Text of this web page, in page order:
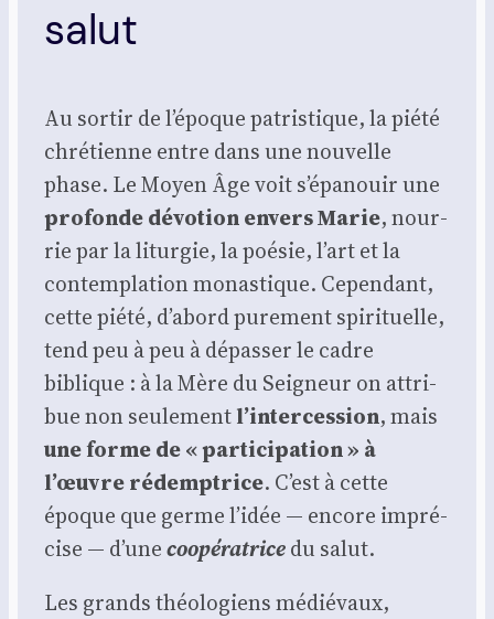
salut
Au sor­tir de l’époque patris­tique, la pié­té
chré­tienne entre dans une nou­velle
phase. Le Moyen Âge voit s’épanouir une
pro­fonde dévo­tion envers Marie, nour­
rie par la litur­gie, la poé­sie, l’art et la
contem­pla­tion monas­tique. Cepen­dant,
cette pié­té, d’abord pure­ment spi­ri­tuelle,
tend peu à peu à dépas­ser le cadre
biblique : à la Mère du Sei­gneur on attri­
bue non seule­mentl’intercession, mais
une forme de « par­ti­ci­pa­tion » à
l’œuvre rédemp­trice. C’est à cette
époque que germe l’idée — encore impré­
cise — d’unecoopé­ra­tricedu salut.
Les grands théo­lo­giens médié­vaux,